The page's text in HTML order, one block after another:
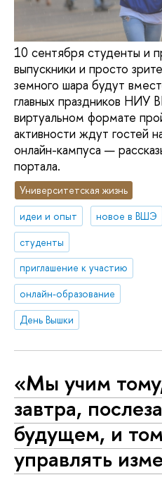
10 сентября студенты и
выпускники и просто
земного шара будут
главных праздников НИУ
виртуальном формате
активности ждут гостей
онлайн-кампуса —
портала.
Университетская жизнь
идеи и опыт
новое в ВШЭ
студенты
приглашение к участию
онлайн-образование
День Вышки
«Мы учим
завтра,
будущем, и
управлять